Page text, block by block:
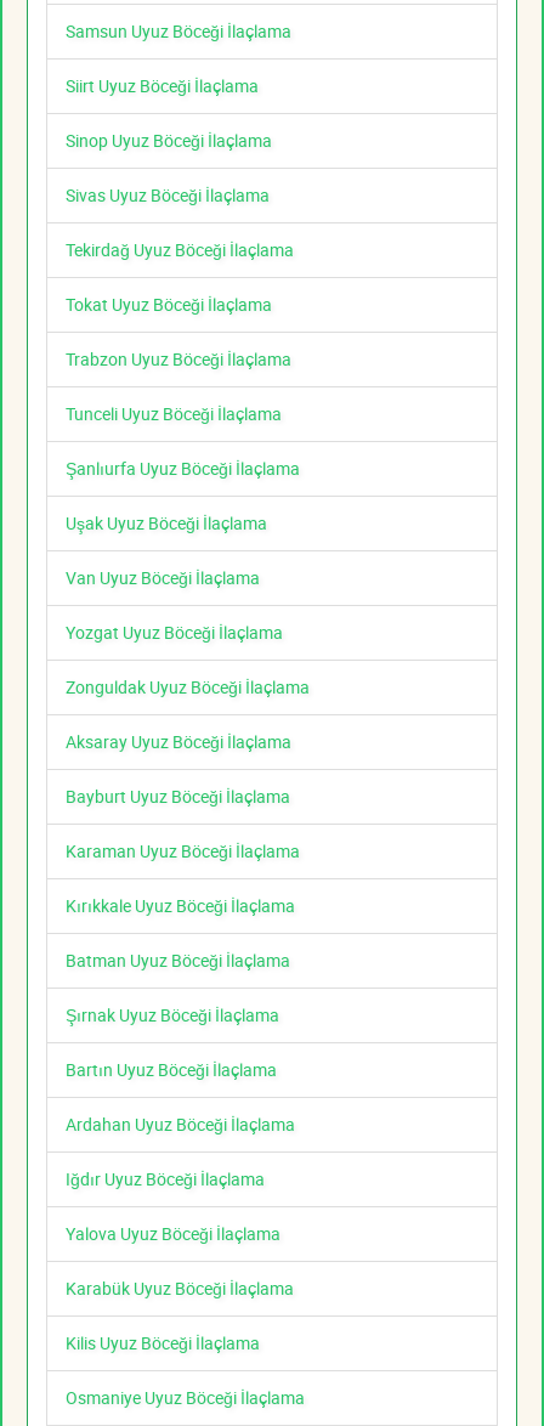
Samsun Uyuz Böceği İlaçlama
Siirt Uyuz Böceği İlaçlama
Sinop Uyuz Böceği İlaçlama
Sivas Uyuz Böceği İlaçlama
Tekirdağ Uyuz Böceği İlaçlama
Tokat Uyuz Böceği İlaçlama
Trabzon Uyuz Böceği İlaçlama
Tunceli Uyuz Böceği İlaçlama
Şanlıurfa Uyuz Böceği İlaçlama
Uşak Uyuz Böceği İlaçlama
Van Uyuz Böceği İlaçlama
Yozgat Uyuz Böceği İlaçlama
Zonguldak Uyuz Böceği İlaçlama
Aksaray Uyuz Böceği İlaçlama
Bayburt Uyuz Böceği İlaçlama
Karaman Uyuz Böceği İlaçlama
Kırıkkale Uyuz Böceği İlaçlama
Batman Uyuz Böceği İlaçlama
Şırnak Uyuz Böceği İlaçlama
Bartın Uyuz Böceği İlaçlama
Ardahan Uyuz Böceği İlaçlama
Iğdır Uyuz Böceği İlaçlama
Yalova Uyuz Böceği İlaçlama
Karabük Uyuz Böceği İlaçlama
Kilis Uyuz Böceği İlaçlama
Osmaniye Uyuz Böceği İlaçlama